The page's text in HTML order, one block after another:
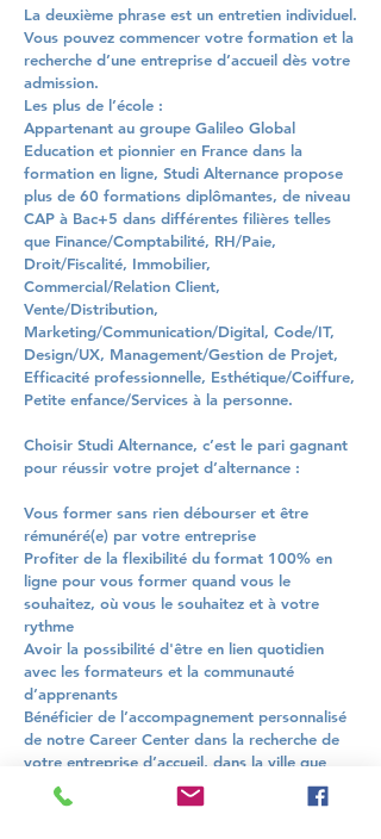
La deuxième phrase est un entretien individuel.
Vous pouvez commencer votre formation et la
recherche d’une entreprise d’accueil dès votre
admission.
Les plus de l’école :
Appartenant au groupe Galileo Global
Education et pionnier en France dans la
formation en ligne, Studi Alternance propose
plus de 60 formations diplômantes, de niveau
CAP à Bac+5 dans différentes filières telles
que Finance/Comptabilité, RH/Paie,
Droit/Fiscalité, Immobilier,
Commercial/Relation Client,
Vente/Distribution,
Marketing/Communication/Digital, Code/IT,
Design/UX, Management/Gestion de Projet,
Efficacité professionnelle, Esthétique/Coiffure,
Petite enfance/Services à la personne.
Choisir Studi Alternance, c’est le pari gagnant
pour réussir votre projet d’alternance :
Vous former sans rien débourser et être
rémunéré(e) par votre entreprise
Profiter de la flexibilité du format 100% en
ligne pour vous former quand vous le
souhaitez, où vous le souhaitez et à votre
rythme
Avoir la possibilité d'être en lien quotidien
avec les formateurs et la communauté
d’apprenants
Bénéficier de l’accompagnement personnalisé
de notre Career Center dans la recherche de
votre entreprise d’accueil, dans la ville que
vous souhaitez
Acquérir des compétences clés plébiscitées sur